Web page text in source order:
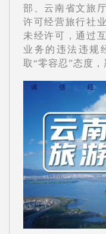
部、云南省文旅
许可经营旅行社
未经许可，通过
业务的违法违规
取“零容忍”态度，